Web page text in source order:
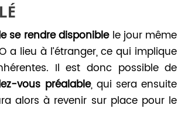
se rendre disponiblele jour même
a lieu à l’étranger, ce qui implique
Il est donc possible de
vous préalable, qui sera ensuite
alors à revenir sur place pour le